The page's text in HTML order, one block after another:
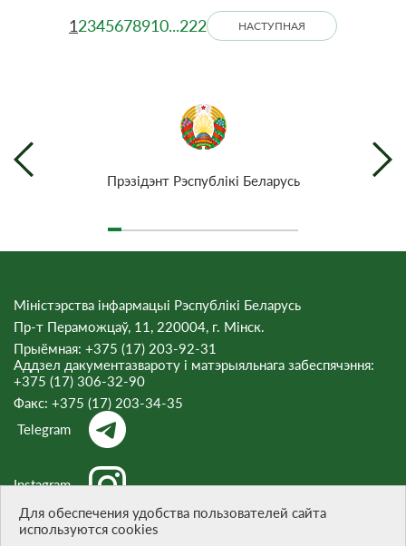
12345678910...222 НАСТУПНАЯ
Прэзiдэнт Рэспублiкi Беларусь
Міністэрства інфармацыі Рэспублікі Беларусь
Пр-т Пераможцаў, 11, 220004, г. Мінск.
Прыёмная: +375 (17) 203-92-31
Аддзел дакументазвароту і матэрыяльнага забеспячэння:
+375 (17) 306-32-90
Факс: +375 (17) 203-34-35
Telegram
Instagram
Threads
Для обеспечения удобства пользователей сайта
используются cookies